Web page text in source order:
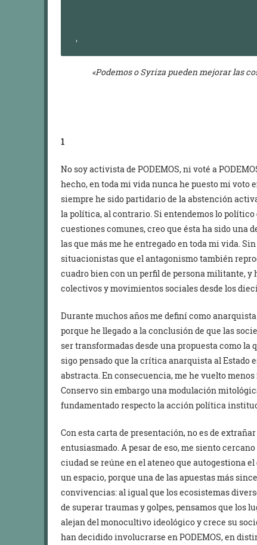
«Podemos o Syriza pueden mejorar las
1
No soy activista de PODEMOS, ni voté a
hecho, en toda mi vida nunca he puesto mi voto
siempre he sido partidario de la abstención
la política, al contrario. Si entendemos lo político
cuestiones comunes, creo que ésta ha sido una
las que más me he entregado en toda mi vida.
situacionistas que el antagonismo también
cuadro bien con un perfil de persona militante,
colectivos y movimientos sociales desde los
Durante muchos años me definí como
porque he llegado a la conclusión de que las
ser transformadas desde una propuesta como la
sigo pensado que la crítica anarquista al Estado
abstracta. En consecuencia, me he vuelto
Conservo sin embargo una modulación
fundamentado respecto la acción política
Con esta carta de presentación, no es de
entusiasmado. A pesar de eso, me siento
ciudad se reúne en el ateneo que autogestiona
un espacio, porque una de las apuestas más
convivencias: al igual que los ecosistemas
de superar traumas y golpes, pensamos que los
alejan del monocultivo ideológico y crece su
han decidido involucrarse en PODEMOS, en